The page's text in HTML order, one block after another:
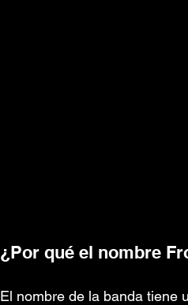
¿Por qué el nombre
El nombre de la banda tiene